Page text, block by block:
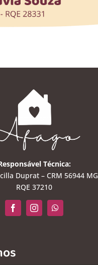
Técnica:
Duprat – CRM 56944 MG
RQE 37210